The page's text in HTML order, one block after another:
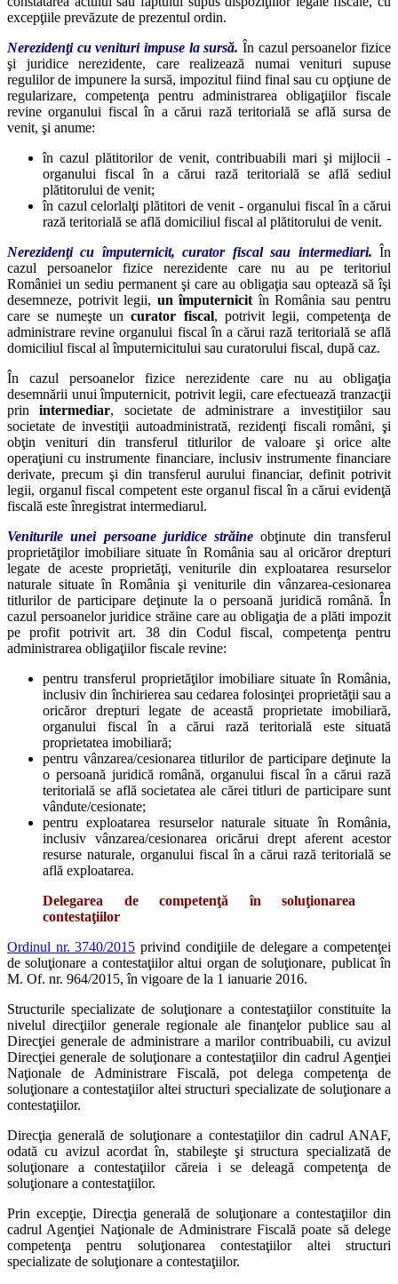
excepţiile prevăzute de prezentul ordin.
Nerezidenţi cu venituri impuse la sursă. În cazul persoanelor fizice
şi juridice nerezidente, care realizează numai venituri supuse
regulilor de impunere la sursă, impozitul fiind final sau cu opţiune de
regularizare, competenţa pentru administrarea obligaţiilor fiscale
revine organului fiscal în a cărui rază teritorială se află sursa de
venit, şi anume:
în cazul plătitorilor de venit, contribuabili mari şi mijlocii -
organului fiscal în a cărui rază teritorială se află sediul
plătitorului de venit;
în cazul celorlalţi plătitori de venit - organului fiscal în a cărui
rază teritorială se află domiciliul fiscal al plătitorului de venit.
Nerezidenţi cu împuternicit, curator fiscal sau intermediari. În
cazul persoanelor fizice nerezidente care nu au pe teritoriul
României un sediu permanent şi care au obligaţia sau optează să îşi
desemneze, potrivit legii, un împuternicit în România sau pentru
care se numeşte uncurator fiscal, potrivit legii, competenţa de
administrare revine organului fiscal în a cărui rază teritorială se află
domiciliul fiscal al împuternicitului sau curatorului fiscal, după caz.
În cazul persoanelor fizice nerezidente care nu au obligaţia
desemnării unui împuternicit, potrivit legii, care efectuează tranzacţii
prinintermediar, societate de administrare a investiţiilor sau
societate de investiţii autoadministrată, rezidenţi fiscali români, şi
obţin venituri din transferul titlurilor de valoare şi orice alte
operaţiuni cu instrumente financiare, inclusiv instrumente financiare
derivate, precum şi din transferul aurului financiar, definit potrivit
legii, organul fiscal competent este organul fiscal în a cărui evidenţă
fiscală este înregistrat intermediarul.
Veniturile unei persoane juridice străineobţinute din transferul
proprietăţilor imobiliare situate în România sau al oricăror drepturi
legate de aceste proprietăţi, veniturile din exploatarea resurselor
naturale situate în România şi veniturile din vânzarea-cesionarea
titlurilor de participare deţinute la o persoană juridică română. În
cazul persoanelor juridice străine care au obligaţia de a plăti impozit
pe profit potrivit art. 38 din Codul fiscal, competenţa pentru
administrarea obligaţiilor fiscale revine:
pentru transferul proprietăţilor imobiliare situate în România,
inclusiv din închirierea sau cedarea folosinţei proprietăţii sau a
oricăror drepturi legate de această proprietate imobiliară,
organului fiscal în a cărui rază teritorială este situată
proprietatea imobiliară;
pentru vânzarea/cesionarea titlurilor de participare deţinute la
o persoană juridică română, organului fiscal în a cărui rază
teritorială se află societatea ale cărei titluri de participare sunt
vândute/cesionate;
pentru exploatarea resurselor naturale situate în România,
inclusiv vânzarea/cesionarea oricărui drept aferent acestor
resurse naturale, organului fiscal în a cărui rază teritorială se
află exploatarea.
Delegarea de competenţă în soluţionarea
contestaţiilor
Ordinul nr. 3740/2015 privind condiţiile de delegare a competenţei
de soluţionare a contestaţiilor altui organ de soluţionare, publicat în
M. Of. nr. 964/2015, în vigoare de la 1 ianuarie 2016.
Structurile specializate de soluţionare a contestaţiilor constituite la
nivelul direcţiilor generale regionale ale finanţelor publice sau al
Direcţiei generale de administrare a marilor contribuabili, cu avizul
Direcţiei generale de soluţionare a contestaţiilor din cadrul Agenţiei
Naţionale de Administrare Fiscală, pot delega competenţa de
soluţionare a contestaţiilor altei structuri specializate de soluţionare a
contestaţiilor.
Direcţia generală de soluţionare a contestaţiilor din cadrul ANAF,
odată cu avizul acordat în, stabileşte şi structura specializată de
soluţionare a contestaţiilor căreia i se deleagă competenţa de
soluţionare a contestaţiilor.
Prin excepţie, Direcţia generală de soluţionare a contestaţiilor din
cadrul Agenţiei Naţionale de Administrare Fiscală poate să delege
competenţa pentru soluţionarea contestaţiilor altei structuri
specializate de soluţionare a contestaţiilor.